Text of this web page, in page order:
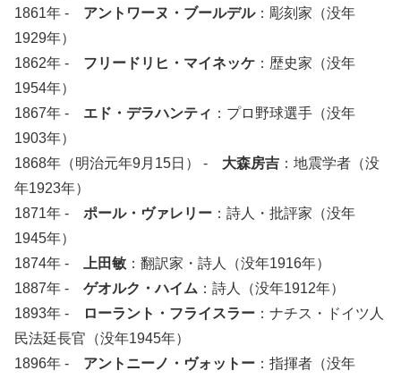
1861年 - アントワーヌ・ブールデル：彫刻家（没年
1929年）
1862年 - フリードリヒ・マイネッケ ：歴史家（没年
1954年）
1867年 - エド・デラハンティ ：プロ野球選手（没年
1903年）
1868年（明治元年9月15日） - 大森房吉 ：地震学者（没
年1923年）
1871年 - ポール・ヴァレリー ：詩人・批評家（没年
1945年）
1874年 - 上田敏 ：翻訳家・詩人（没年1916年）
1887年 - ゲオルク・ハイム ：詩人（没年1912年）
1893年 -
ローラント・フライスラー ：ナチス・ドイツ人
民法廷長官（没年1945年）
1896年 - アントニーノ・ヴォットー ：指揮者（没年